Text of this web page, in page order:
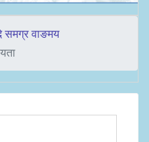
समग्र वाङमय